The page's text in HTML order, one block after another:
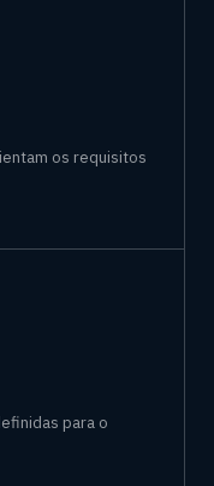
os requisitos
para o